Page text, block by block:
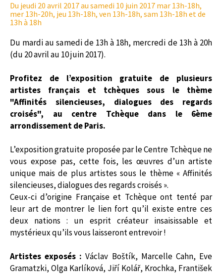
Du jeudi 20 avril 2017au samedi 10 juin 2017 mar 13h-18h,
mer 13h-20h, jeu 13h-18h, ven 13h-18h, sam 13h-18h et de
13h à 18h
Du mardi au samedi de 13h à 18h, mercredi de 13h à 20h
(du 20 avril au 10 juin 2017).
Profitez de l’exposition gratuite de plusieurs
artistes français et tchèques sous le thème
"Affinités silencieuses, dialogues des regards
croisés", au centre Tchèque dans le 6ème
arrondissement de Paris.
L’exposition gratuite proposée par le Centre Tchèque ne
vous expose pas, cette fois, les œuvres d’un artiste
unique mais de plus artistes sous le thème « Affinités
silencieuses, dialogues des regards croisés ».
Ceux-ci d’origine Française et Tchèque ont tenté par
leur art de montrer le lien fort qu’il existe entre ces
deux nations : un esprit créateur insaisissable et
mystérieux qu’ils vous laisseront entrevoir !
Artistes exposés : Václav Boštík, Marcelle Cahn, Eve
Gramatzki, Olga Karlíková, Jiří Kolář, Krochka, František